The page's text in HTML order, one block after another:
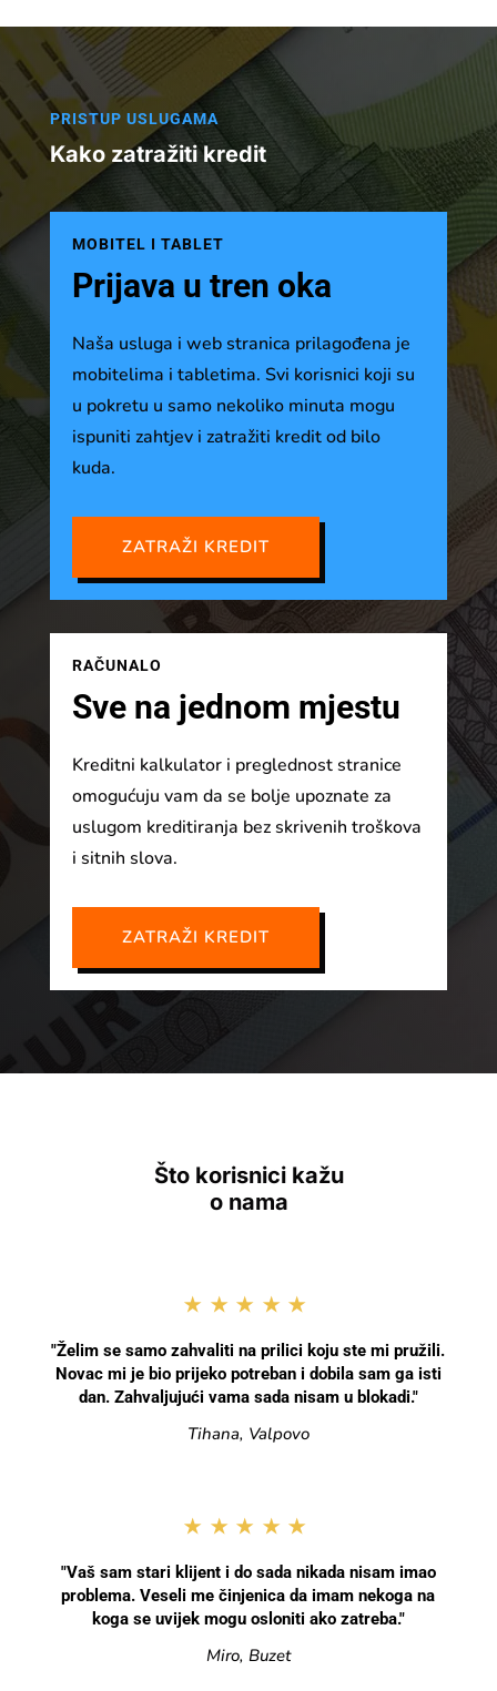
PRISTUP USLUGAMA
Kako zatražiti kredit
MOBITEL I TABLET
Prijava u tren oka
Naša usluga i web stranica prilagođena je
mobitelima i tabletima. Svi korisnici koji su
u pokretu u samo nekoliko minuta mogu
ispuniti zahtjev i zatražiti kredit od bilo
kuda.
ZATRAŽI KREDIT
RAČUNALO
Sve na jednom mjestu
Kreditni kalkulator i preglednost stranice
omogućuju vam da se bolje upoznate za
uslugom kreditiranja bez skrivenih troškova
i sitnih slova.
ZATRAŽI KREDIT
Što korisnici kažu
o nama
★★★★★
"Želim se samo zahvaliti na prilici koju ste mi pružili.
Novac mi je bio prijeko potreban i dobila sam ga isti
dan. Zahvaljujući vama sada nisam u blokadi."
Tihana, Valpovo
★★★★★
"Vaš sam stari klijent i do sada nikada nisam imao
problema. Veseli me činjenica da imam nekoga na
koga se uvijek mogu osloniti ako zatreba."
Miro, Buzet